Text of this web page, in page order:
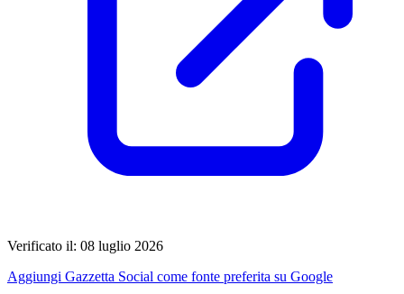
Verificato il: 08 luglio 2026
Aggiungi Gazzetta Social come fonte preferita su Google